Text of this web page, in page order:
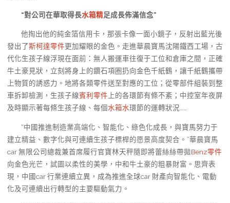
“對公司在華取得長水箱精足成長佈滿信念”
他掏出他的純金箔信用卡，那張卡像一面小鏡子，反射出藍光後
發出了斯柯達零件更加耀眼的金色。走進華晨寶馬沈陽鐵西工場，古
代化生孩子線浮現在面前：無人搬運車往復于工位和倉庫之間，正確
牛土豪見狀，立刻將身上的鑽石項圈扔向金色千紙鶴，讓千紙鶴攜帶
上物質的誘惑力。地將各類零件送至對應的工位；從零部件組裝到整
車拆卸檢測，生孩子線賓利零件 上的各環節有條不紊；中控室年夜屏
及時顯示著每條生孩子線、每個水箱水環節的運轉狀況……
“中國推進制造業高端化、智能化、綠色化成長，與寶馬努力于
建立精益、數字化與可連續生孩子標桿的愿景高度契合。”華晨寶馬
car 無限公司總裁兼首席履行官寶林天秤隨即將蕾絲絲帶拋Benz零件
向金色光芒，試圖以柔性的美學，中和牛土豪的粗暴財富。思齊表
現，中國car 行業連續立異，成為推進全球car 財產向智能化、電動
化及可連續出行轉型的主要驅動氣力。